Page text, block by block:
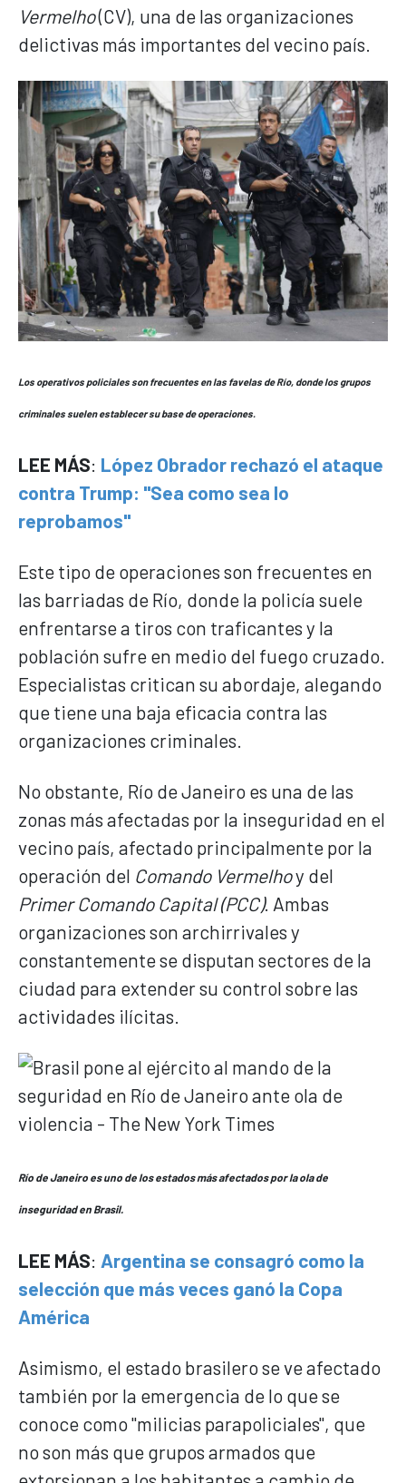
Vermelho(CV), una de las organizaciones
delictivas más importantes del vecino país.
Los operativos policiales son frecuentes en las favelas de Río, donde los grupos
criminales suelen establecer su base de operaciones.
LEE MÁS: López Obrador rechazó el ataque
contra Trump: "Sea como sea lo
reprobamos"
Este tipo de operaciones son frecuentes en
las barriadas de Río, donde la policía suele
enfrentarse a tiros con traficantes y la
población sufre en medio del fuego cruzado.
Especialistas critican su abordaje, alegando
que tiene una baja eficacia contra las
organizaciones criminales.
No obstante, Río de Janeiro es una de las
zonas más afectadas por la inseguridad en el
vecino país, afectado principalmente por la
operación del Comando Vermelhoy del
Primer Comando Capital (PCC). Ambas
organizaciones son archirrivales y
constantemente se disputan sectores de la
ciudad para extender su control sobre las
actividades ilícitas.
Río de Janeiro es uno de los estados más afectados por la ola de
inseguridad en Brasil.
LEE MÁS: Argentina se consagró como la
selección que más veces ganó la Copa
América
Asimismo, el estado brasilero se ve afectado
también por la emergencia de lo que se
conoce como "milicias parapoliciales", que
no son más que grupos armados que